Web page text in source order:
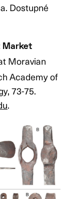
Dostupné
Market
Moravian
Academy of
73-75.
.